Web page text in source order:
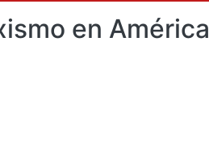
en América